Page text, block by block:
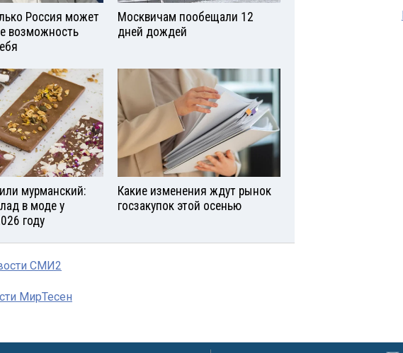
Россия может
возможность
Москвичам пообещали 12
дней дождей
мурманский:
в моде у
году
Какие изменения ждут рынок
госзакупок этой осенью
СМИ2
МирТесен